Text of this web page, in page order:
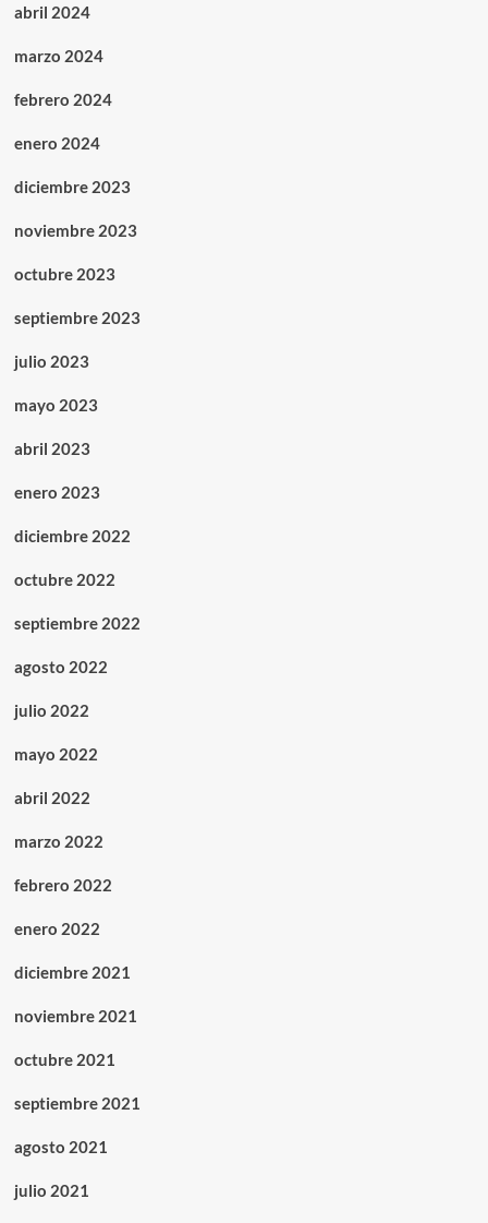
abril 2024
marzo 2024
febrero 2024
enero 2024
diciembre 2023
noviembre 2023
octubre 2023
septiembre 2023
julio 2023
mayo 2023
abril 2023
enero 2023
diciembre 2022
octubre 2022
septiembre 2022
agosto 2022
julio 2022
mayo 2022
abril 2022
marzo 2022
febrero 2022
enero 2022
diciembre 2021
noviembre 2021
octubre 2021
septiembre 2021
agosto 2021
julio 2021